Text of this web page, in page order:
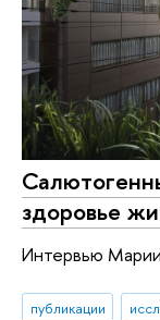
здоровье
Интервью
публикации